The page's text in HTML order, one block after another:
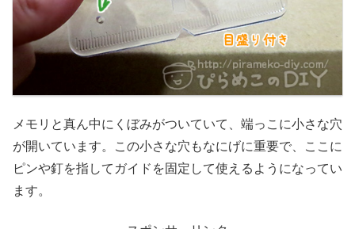
メモリと真ん中にくぼみがついていて、端っこに小さな穴
が開いています。この小さな穴もなにげに重要で、ここに
ピンや釘を指してガイドを固定して使えるようになってい
ます。